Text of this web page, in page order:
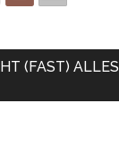
(FAST) ALLES